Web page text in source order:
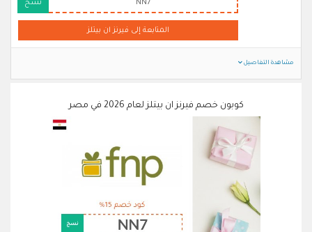
NN7 نسخ
المتابعة إلى فيرنز ان بيتلز
مشاهدة التفاصيل
كوبون خصم فيرنز ان بيتلز لعام 2026 في مصر